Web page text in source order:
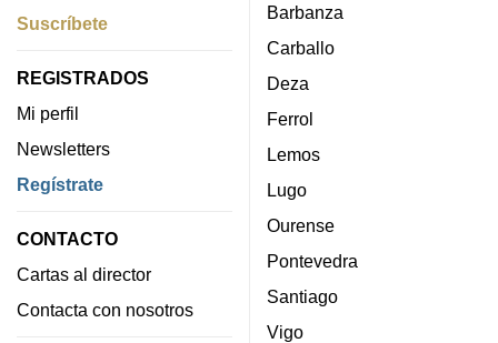
Suscríbete
REGISTRADOS
Mi perfil
Newsletters
Regístrate
CONTACTO
Cartas al director
Contacta con nosotros
Barbanza
Carballo
Deza
Ferrol
Lemos
Lugo
Ourense
Pontevedra
Santiago
Vigo